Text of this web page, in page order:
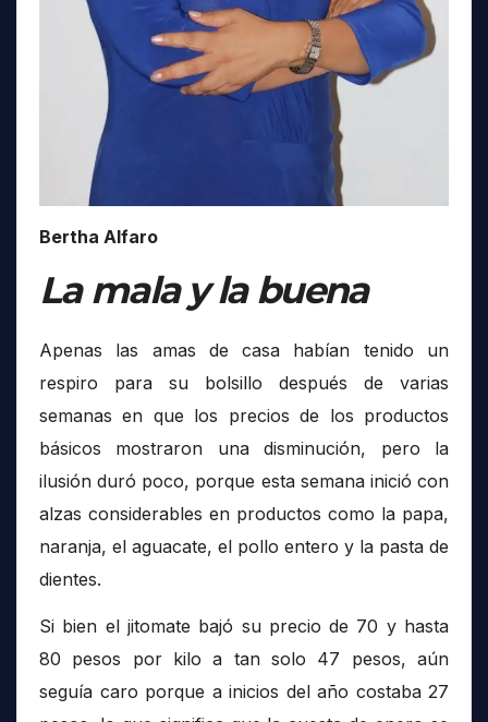
Bertha Alfaro
La mala y la buena
Apenas las amas de casa habían tenido un
respiro para su bolsillo después de varias
semanas en que los precios de los productos
básicos mostraron una disminución, pero la
ilusión duró poco, porque esta semana inició con
alzas considerables en productos como la papa,
naranja, el aguacate, el pollo entero y la pasta de
dientes.
Si bien el jitomate bajó su precio de 70 y hasta
80 pesos por kilo a tan solo 47 pesos, aún
seguía caro porque a inicios del año costaba 27